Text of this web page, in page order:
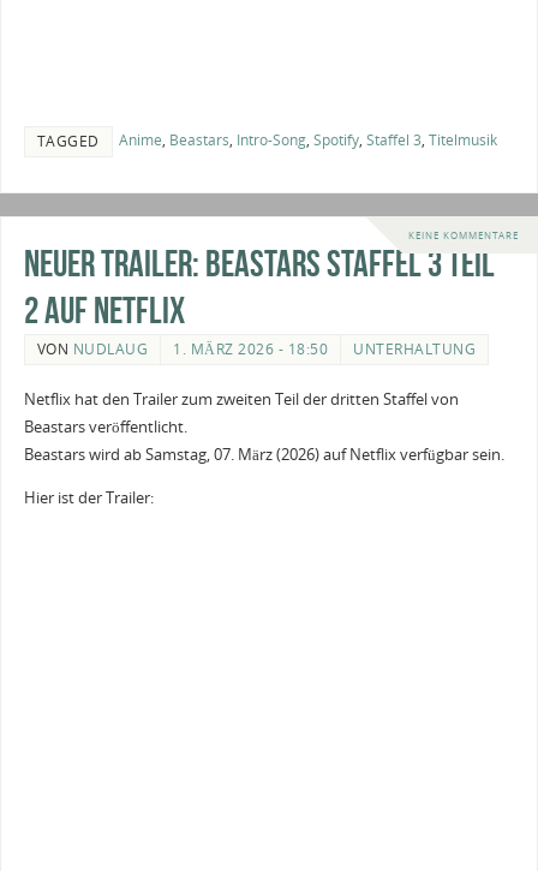
TAGGED Anime, Beastars, Intro-Song, Spotify, Staffel 3, Titelmusik
KEINE KOMMENTARE
Neuer Trailer: Beastars Staffel 3 Teil
2 auf Netflix
VON NUDLAUG 1. MÄRZ 2026 - 18:50 UNTERHALTUNG
Netflix hat den Trailer zum zweiten Teil der dritten Staffel von
Beastars veröffentlicht.
Beastars wird ab Samstag, 07. März (2026) auf Netflix verfügbar sein.
Hier ist der Trailer: